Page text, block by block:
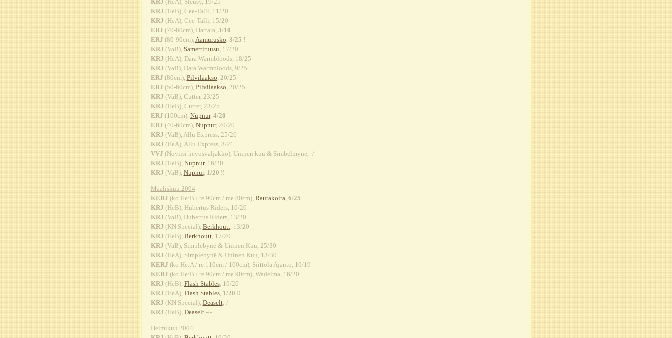
KRJ (HeA), Sleusy, 19/25
KRJ (HeB), Cee-Talli, 11/20
KRJ (HeA), Cee-Talli, 15/20
ERJ (70-80cm), Hattara, 3/10
ERJ (80-90cm), Aamurusko, 3/25 !
KRJ (VaB), Samettiruusu, 17/20
KRJ (HeA), Dara Warmbloods, 18/25
KRJ (VaB), Dara Warmbloods, 9/25
ERJ (80cm), Pilvilaakso, 20/25
ERJ (50-60cm), Pilvilaakso, 20/25
KRJ (VaB), Cutter, 23/25
KRJ (HeB), Cutter, 23/25
ERJ (100cm), Nupnur, 4/20
ERJ (40-60cm), Nupnur, 20/20
KRJ (VaB), Allu Express, 25/26
KRJ (HeA), Allu Express, 8/21
VVJ (Noviisi hevosvaljakko), Uninen kuu & Simbelmynë, -/-
KRJ (HeB), Nupnur, 16/20
KRJ (VaB), Nupnur, 1/20 !!
Maaliskuu 2004
KERJ (ko He:B / re 90cm / me 80cm), Rautakoira, 6/25
KRJ (HeB), Hubertus Riders, 10/20
KRJ (VaB), Hubertus Riders, 13/20
KRJ (KN Special), Berkhoutt, 13/20
KRJ (HeB), Berkhoutt, 17/20
KRJ (VaB), Simplebynë & Uninen Kuu, 25/30
KRJ (HeA), Simplebynë & Uninen Kuu, 13/30
KERJ (ko He:A / re 110cm / 100cm), Siittola Ajanto, 10/19
KERJ (ko He:B / re 90cm / me 90cm), Wadelma, 16/20
KRJ (HeB), Flash Stables, 10/20
KRJ (HeA), Flash Stables, 1/20 !!
KRJ (KN Special), Deaselt,-/-
KRJ (HeB), Deaselt,-/-
Helmikuu 2004